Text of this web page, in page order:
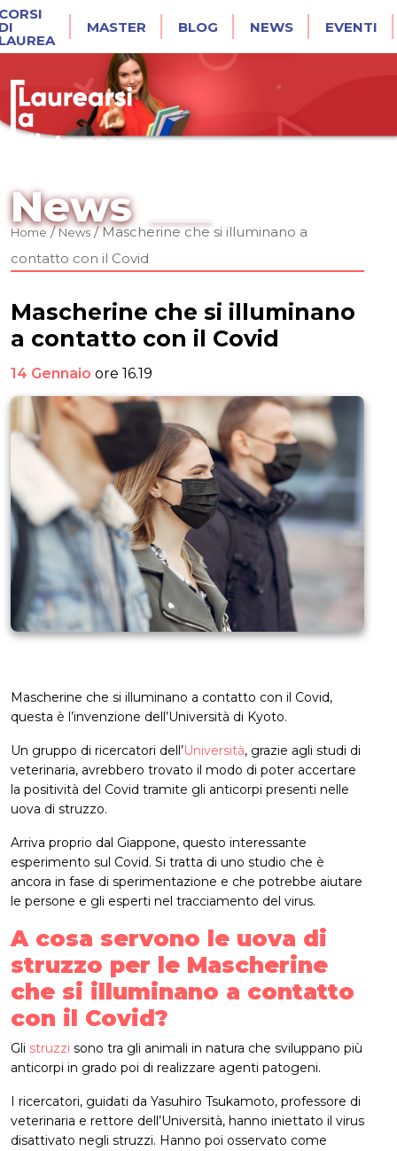
MASTER BLOG NEWS EVENTI
News
Home/News/Mascherine che si illuminano a
contatto con il Covid
Mascherine che si illuminano
a contatto con il Covid
14 Gennaio ore 16.19
Mascherine che si illuminano a contatto con il Covid,
questa è l’invenzione dell’Università di Kyoto.
Un gruppo di ricercatori dell’Università, grazie agli studi di
veterinaria, avrebbero trovato il modo di poter accertare
la positività del Covid tramite gli anticorpi presenti nelle
uova di struzzo.
Arriva proprio dal Giappone, questo interessante
esperimento sul Covid. Si tratta di uno studio che è
ancora in fase di sperimentazione e che potrebbe aiutare
le persone e gli esperti nel tracciamento del virus.
A cosa servono le uova di
struzzo per le Mascherine
che si illuminano a contatto
con il Covid?
Gli struzzi sono tra gli animali in natura che sviluppano più
anticorpi in grado poi di realizzare agenti patogeni.
I ricercatori, guidati da Yasuhiro Tsukamoto, professore di
veterinaria e rettore dell’Università, hanno iniettato il virus
disattivato negli struzzi. Hanno poi osservato come